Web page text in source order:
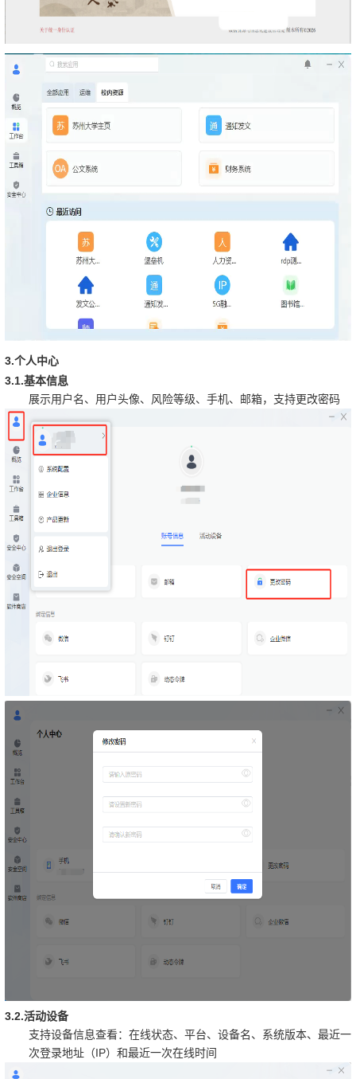
3.个人中心
3.1.基本信息
展示用户名、用户头像、风险等级、手机、邮箱，支持更改密码
3.2.活动设备
支持设备信息查看：在线状态、平台、设备名、系统版本、最近一
次登录地址（IP）和最近一次在线时间